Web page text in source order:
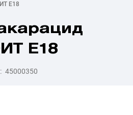
Е18
Е18
45000350